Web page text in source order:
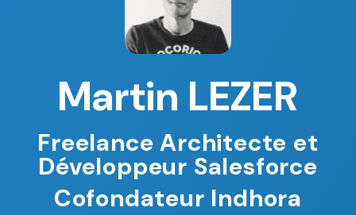
Martin LEZER
Freelance Architecte et
Développeur Salesforce
Cofondateur Indhora